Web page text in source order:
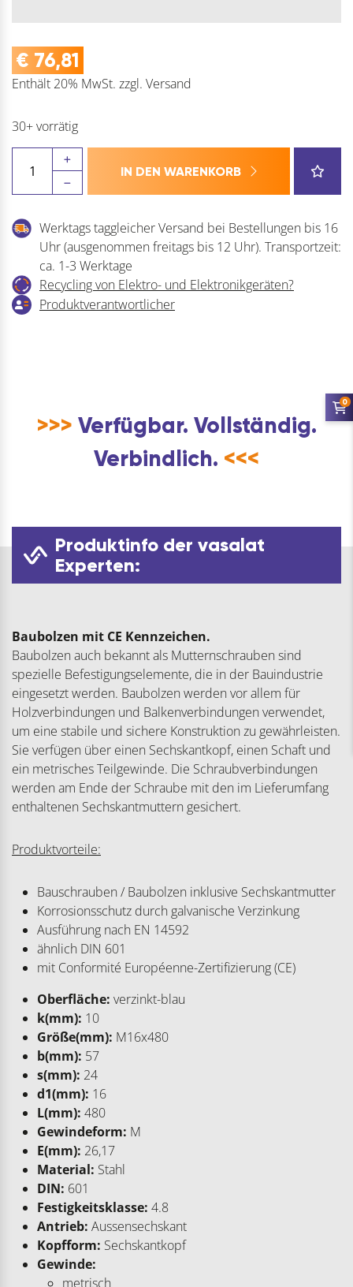
€ 76,81
Enthält 20% MwSt. zzgl. Versand
30+ vorrätig
Baubolzen
Mutter,
verzinkt-
Menge
IN DEN WARENKORB
Werktags taggleicher Versand bei Bestellungen bis 16
Uhr (ausgenommen freitags bis 12 Uhr). Transportzeit:
ca. 1-3 Werktage
Recycling von Elektro- und Elektronikgeräten?
Produktverantwortlicher
>>> Verfügbar. Vollständig.
Verbindlich. <<<
Produktinfo der vasalat
Experten:
Baubolzen mit CE Kennzeichen.
Baubolzen auch bekannt als Mutternschrauben sind
spezielle Befestigungselemente, die in der Bauindustrie
eingesetzt werden. Baubolzen werden vor allem für
Holzverbindungen und Balkenverbindungen verwendet,
um eine stabile und sichere Konstruktion zu gewährleisten.
Sie verfügen über einen Sechskantkopf, einen Schaft und
ein metrisches Teilgewinde. Die Schraubverbindungen
werden am Ende der Schraube mit den im Lieferumfang
enthaltenen Sechskantmuttern gesichert.
Produktvorteile:
Bauschrauben / Baubolzen inklusive Sechskantmutter
Korrosionsschutz durch galvanische Verzinkung
Ausführung nach EN 14592
ähnlich DIN 601
mit Conformité Européenne-Zertifizierung (CE)
Oberfläche: verzinkt-blau
k(mm): 10
Größe(mm): M16x480
b(mm): 57
s(mm): 24
d1(mm): 16
L(mm): 480
Gewindeform: M
E(mm): 26,17
Material: Stahl
DIN: 601
Festigkeitsklasse: 4.8
Antrieb: Aussensechskant
Kopfform: Sechskantkopf
Gewinde:
metrisch
0